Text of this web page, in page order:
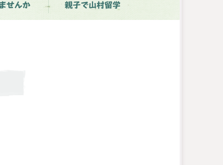
せんか 親子で山村留学